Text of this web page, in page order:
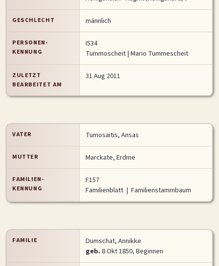
MITMACHEN
Lesezeichen Personendaten Senden
Benutzer-Login beantragen Forum
SPRACHE / LANGUAGE
GESCHLECHT männlich
PERSONEN-
KENNUNG
I534
Tummoscheit| Mario Tummescheit
ZULETZT
BEARBEITET AM
31 Aug 2011
VATER Tumosaitis, Ansas
MUTTER Marckate, Erdme
FAMILIEN-
KENNUNG
F157
Familienblatt | Familienstammbaum
FAMILIE
Dumschat, Annikke
geb.8 Okt 1850, Beginnen